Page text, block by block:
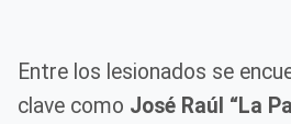
Entre los lesionados se
clave como José Raúl “La